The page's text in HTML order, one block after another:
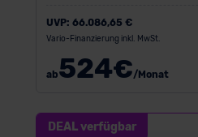
UVP: 66.086,65 €
Vario-Finanzierung inkl. MwSt.
ab524€/Monat
DEAL verfügbar